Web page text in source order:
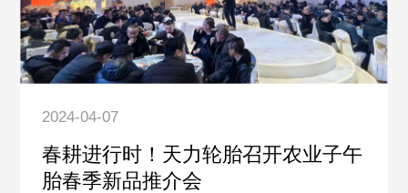
2024-04-07
春耕进行时！天力轮胎召开农业子午
胎春季新品推介会